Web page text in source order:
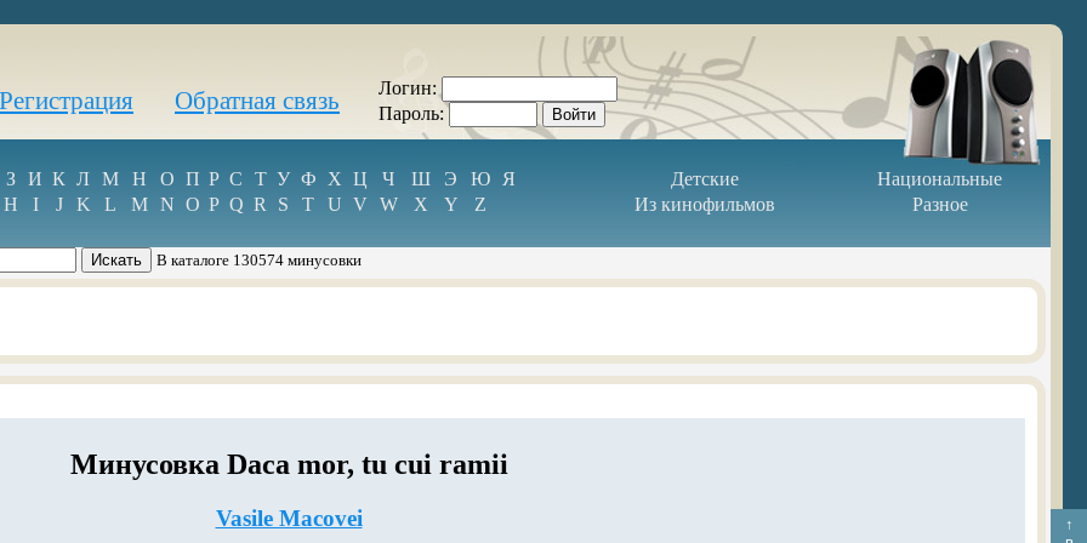
Регистрация Обратная связь
Логин:
Пароль:
З И К Л М Н О П Р С Т У Ф Х Ц Ч Ш Э Ю Я Детские
Национальные
H
I J K L M N O P Q R S T U V W X Y Z Из кинофильмов Разное
В каталоге 130574 минусовки
Минусовка Daca mor, tu cui ramii
Vasile Macovei
↑